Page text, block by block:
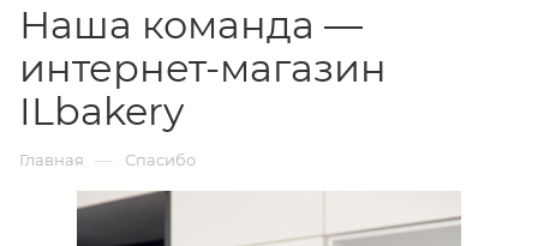
Наша команда —
интернет-магазин
ILbakery
Главная — Спасибо